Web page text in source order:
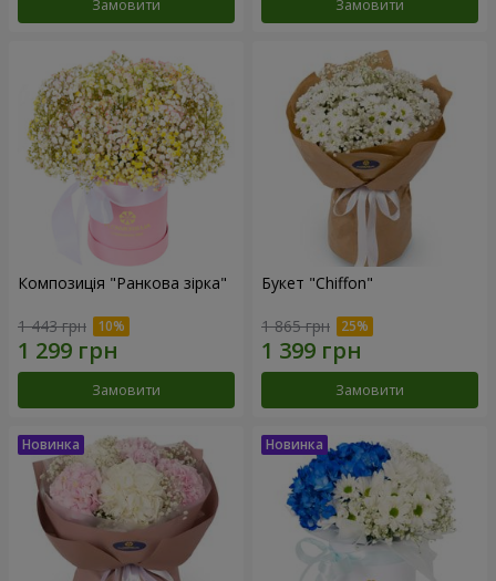
Замовити Замовити
Композиція "Ранкова зірка"
1 443 грн
Замовити
Букет "Chiffon"
1 865 грн
Замовити